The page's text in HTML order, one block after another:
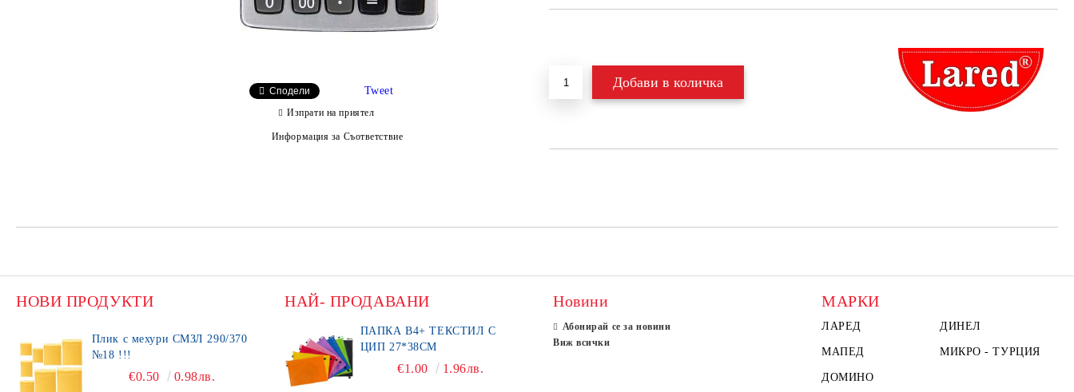
Сподели Tweet
Изпрати на приятел
Информация за Съответствие
НОВИ ПРОДУКТИ
Плик с мехури СМЗЛ 290/370
№18 !!!
€0.50 0.98лв.
НАЙ- ПРОДАВАНИ
ПАПКА В4+ ТЕКСТИЛ С
ЦИП 27*38СМ
€1.00 1.96лв.
Новини
Абонирай се за новини
Виж всички
МАРКИ
ЛАРЕД ДИНЕЛ
МАПЕД МИКРО - ТУРЦИЯ
ДОМИНО